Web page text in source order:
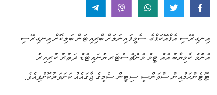
އިނގިރޭސި އެފްއޭކަޕްގެ ސެމީފައިނަލަށް ބްރިއިޓަން ބަލިކޮށް އިނގިރޭސި
އެންމެ ކާމިޔާބު އެއް ޓީމް މެންޗެސްޓަރ ޔުނައިޓެޑް ދަތުރު ކުރިއިރު
ޓޮޓެންހަމްއިން ސްވަންސީ ސިޓީން ސެމީގެ ޖާގައެއް ކަށަވަރުކޮށްފިއެވެ.